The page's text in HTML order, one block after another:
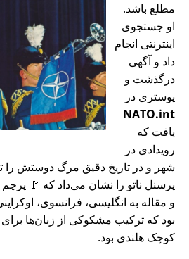
مطلع باشد.
او جستجوی
اینترنتی انجام
داد و آگهی
درگذشت و
پوستری در
NATO.int
یافت که
رویدادی در
شهر و در تاریخ دقیق مرگ دوستش را
پرسنل ناتو را نشان می‌داد که 🚩
و مقاله به انگلیسی، فرانسوی،
بود که ترکیب مشکوکی از زبان‌ها
کوچک هلندی بود.